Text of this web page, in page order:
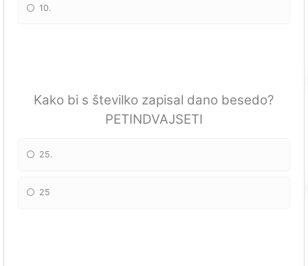
10.
Kako bi s številko zapisal dano besedo?
PETINDVAJSETI
25.
25